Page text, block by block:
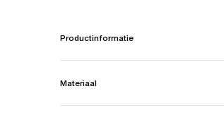
Productinformatie
Materiaal